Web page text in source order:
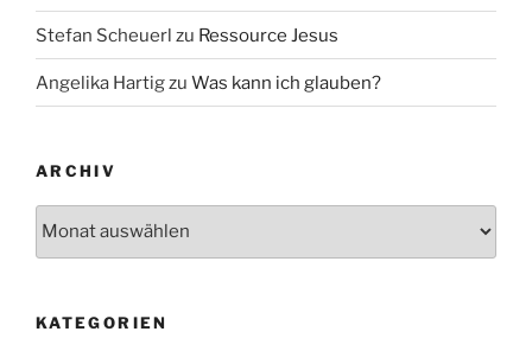
Stefan Scheuerl zu Ressource Jesus
Angelika Hartigzu Was kann ich glauben?
ARCHIV
KATEGORIEN